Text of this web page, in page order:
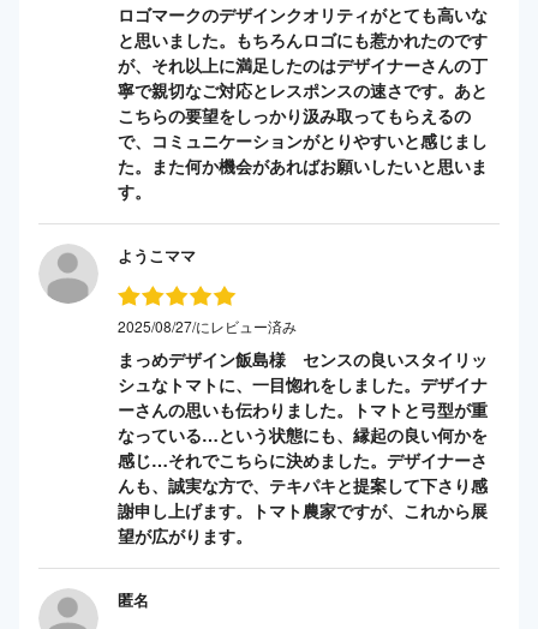
ロゴマークのデザインクオリティがとても高いな
と思いました。もちろんロゴにも惹かれたのです
が、それ以上に満足したのはデザイナーさんの丁
寧で親切なご対応とレスポンスの速さです。あと
こちらの要望をしっかり汲み取ってもらえるの
で、コミュニケーションがとりやすいと感じまし
た。また何か機会があればお願いしたいと思いま
す。
ようこママ
2025/08/27/にレビュー済み
まっめデザイン飯島様 センスの良いスタイリッ
シュなトマトに、一目惚れをしました。デザイナ
ーさんの思いも伝わりました。トマトと弓型が重
なっている…という状態にも、縁起の良い何かを
感じ…それでこちらに決めました。デザイナーさ
んも、誠実な方で、テキパキと提案して下さり感
謝申し上げます。トマト農家ですが、これから展
望が広がります。
匿名